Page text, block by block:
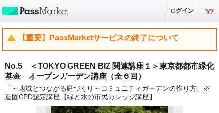
ログイン
【重要】PassMarketサービスの終了について
No.5 ＜TOKYO GREEN BIZ 関連講座１＞東京都都市緑化
基金 オープンガーデン講座（全６回）
「～地域とつながる庭づくり～コミュニティガーデンの作り方」※
造園CPD認定講座【緑と水の市民カレッジ講座】